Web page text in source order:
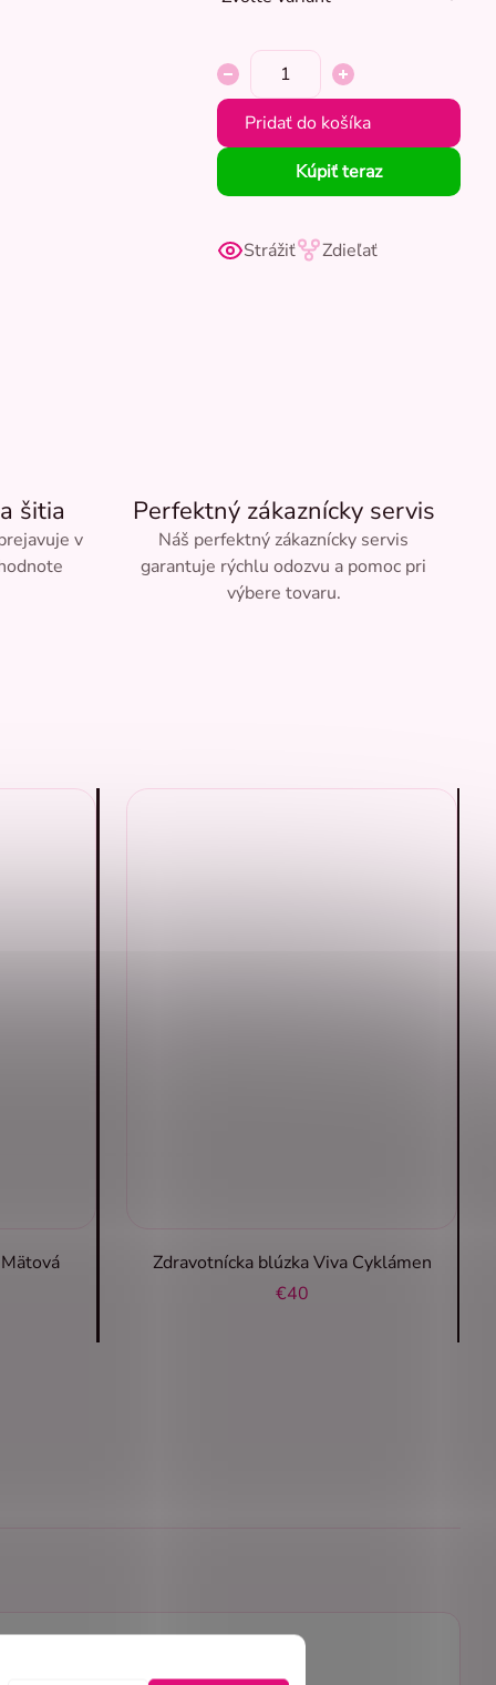
Pridať do košíka
Kúpiť teraz
Strážiť Zdieľať
šitia
v
Perfektný zákaznícky servis
Náš perfektný zákaznícky servis
garantuje rýchlu odozvu a pomoc pri
výbere tovaru.
Zdravotnícka blúzka Viva Cyklámen
€40